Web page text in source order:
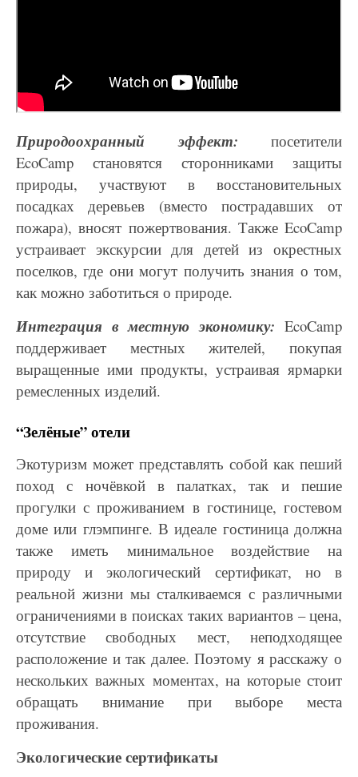
Природоохранный эффект:
посетители
EcoCamp становятся сторонниками защиты
природы, участвуют в восстановительных
посадках деревьев (вместо пострадавших от
пожара), вносят пожертвования. Также EcoCamp
устраивает экскурсии для детей из окрестных
поселков, где онимогут получить знания о том,
как можно заботиться о природе.
Интеграция в местную экономику: EcoCamp
поддерживает местных жителей, покупая
выращенные ими продукты, устраивая ярмарки
ремесленных изделий.
“Зелёные” отели
Экотуризм может представлять собой как пеший
поход с ночёвкой в палатках, так и пешие
прогулки с проживанием в гостинице, гостевом
доме или глэмпинге. В идеале гостиница должна
также иметь минимальное воздействие на
природу и экологический сертификат, но в
реальной жизни мы сталкиваемся с различными
ограничениями в поисках таких вариантов – цена,
отсутствие свободных мест, неподходящее
расположение и так далее. Поэтому я расскажу о
нескольких важных моментах, на которые стоит
обращать внимание при выборе места
проживания.
Экологические сертификаты